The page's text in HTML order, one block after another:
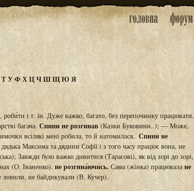
ТУФХЦЧШЩЮ Я
роби́ти і т. ін. Дуже важко, багато, без перепочинку працювати.
багача.Спини не розгинав (Казки Буковини..); — Може,
всілякі мені робила, то й натомилася.. Спини не
Максима та дядини Софії і з того часу працює вона, не
Завжди було важко дивитися (Тарасові), як від зорі до зорі,
(О. Іваненко).не розгина́ючись. Сама (жінка) працювалане
ловили, не байдикували (В. Кучер).